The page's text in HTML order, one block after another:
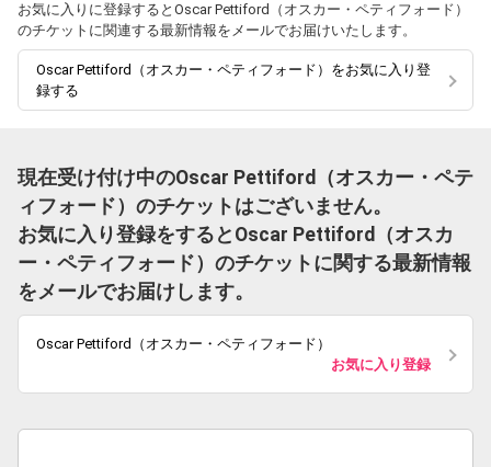
お気に入りに登録するとOscar Pettiford（オスカー・ペティフォード）
のチケットに関連する最新情報をメールでお届けいたします。
Oscar Pettiford（オスカー・ペティフォード）をお気に入り登
録する
現在受け付け中のOscar Pettiford（オスカー・ペテ
ィフォード）のチケットはございません。
お気に入り登録をするとOscar Pettiford（オスカ
ー・ペティフォード）のチケットに関する最新情報
をメールでお届けします。
Oscar Pettiford（オスカー・ペティフォード）
お気に入り登録